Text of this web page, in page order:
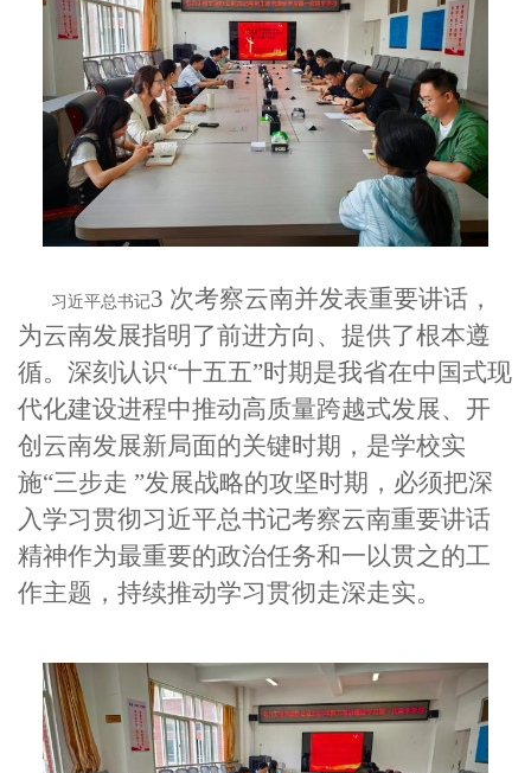
习近平总书记3 次考察云南并发表重要讲话，
为云南发展指明了前进方向、提供了根本遵
循。深刻认识“十五五”时期是我省在中国式现
代化建设进程中推动高质量跨越式发展、开
创云南发展新局面的关键时期，是学校实
施“三步走 ”发展战略的攻坚时期，必须把深
入学习贯彻习近平总书记考察云南重要讲话
精神作为最重要的政治任务和一以贯之的工
作主题，持续推动学习贯彻走深走实。